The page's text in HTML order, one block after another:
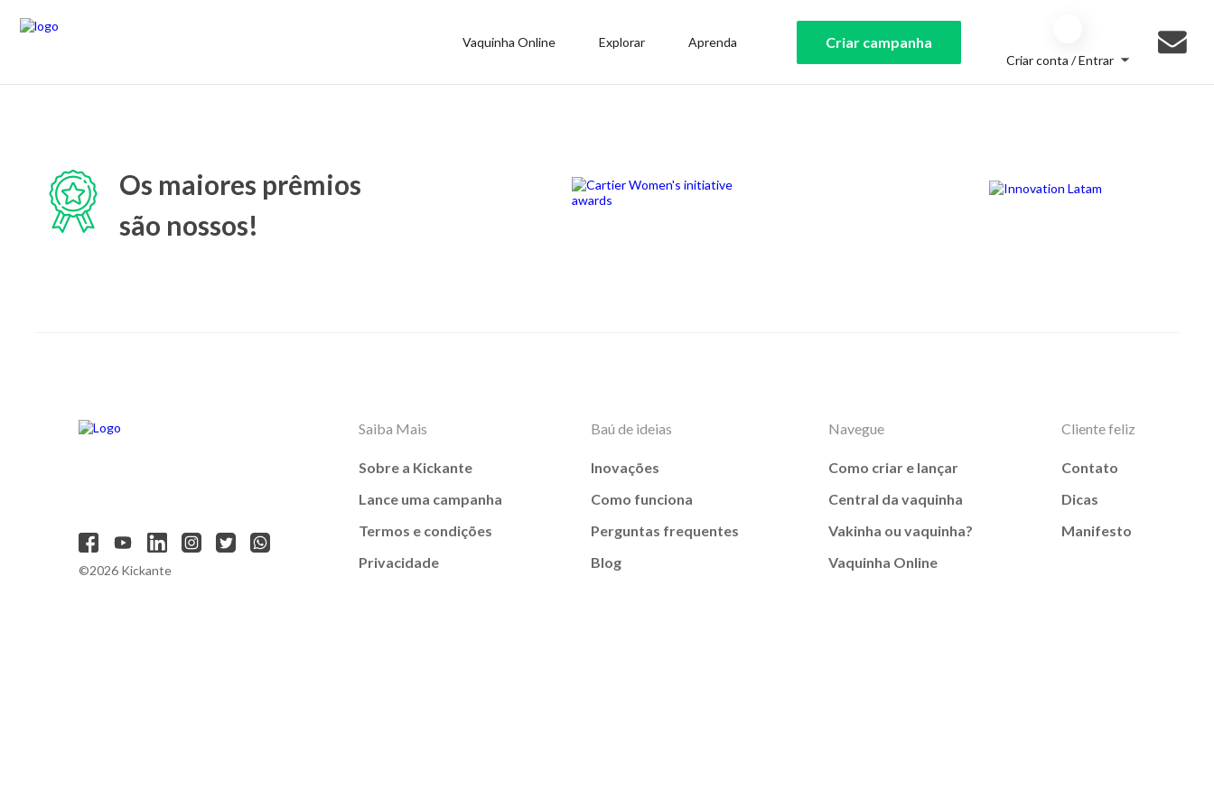
Vaquinha Online Explorar Aprenda Criar campanha
Criar conta / Entrar
Os maiores prêmios
são nossos!
©2026 Kickante
Saiba Mais
Sobre a Kickante
Lance uma campanha
Termos e condições
Privacidade
Baú de ideias
Inovações
Como funciona
Perguntas frequentes
Blog
Navegue
Como criar e lançar
Central da vaquinha
Vakinha ou vaquinha?
Vaquinha Online
Cliente feliz
Contato
Dicas
Manifesto